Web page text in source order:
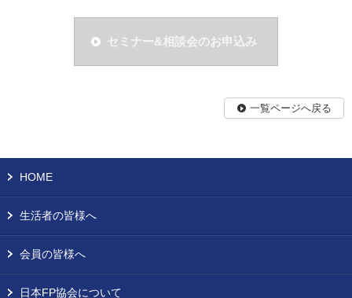
セミナー&相談会のお申込み
一覧ページへ戻る
HOME
生活者の皆様へ
会員の皆様へ
日本FP協会について